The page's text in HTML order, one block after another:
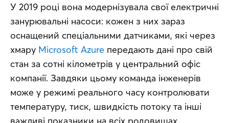
У 2019 році вона модернізувала свої електричні
занурювальні насоси: кожен з них зараз
оснащений спеціальними датчиками, які через
хмару Microsoft Azure передають дані про свій
стан за сотні кілометрів у центральний офіс
компанії. Завдяки цьому команда інженерів
може у режимі реального часу контролювати
температуру, тиск, швидкість потоку та інші